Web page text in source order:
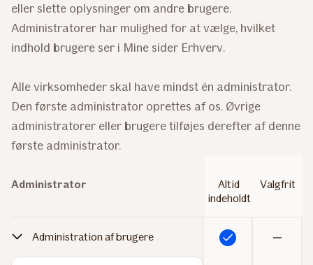
eller slette oplysninger om andre brugere.
Administratorer har mulighed for at vælge, hvilket
indhold brugere ser i Mine sider Erhverv.
Alle virksomheder skal have mindst én administrator.
Den første administrator oprettes af os. Øvrige
administratorer eller brugere tilføjes derefter af denne
første administrator.
Administrator
Altid
indeholdt
Valgfrit
Administration af brugere
Inkluderet